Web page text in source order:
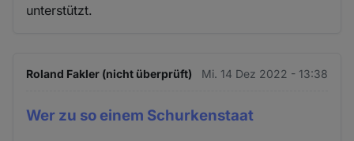
unterstützt.
Roland Fakler (nicht überprüft) Mi. 14 Dez 2022 - 13:38
Wer zu so einem Schurkenstaat